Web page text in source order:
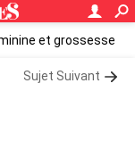
et grossesse
Sujet Suivant